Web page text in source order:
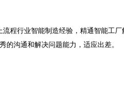
程行业智能制造经验，精通智能工
的沟通和解决问题能力，适应出差。